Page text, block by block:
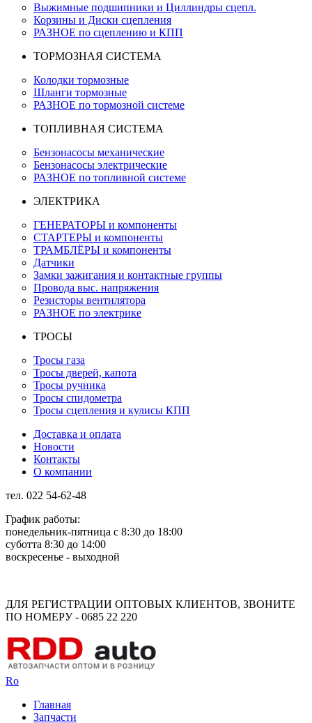
Выжимные подшипники и Циллиндры сцепл.
Корзины и Диски сцепления
РАЗНОЕ по сцеплению и КПП
ТОРМОЗНАЯ СИСТЕМА
Колодки тормозные
Шланги тормозные
РАЗНОЕ по тормозной системе
ТОПЛИВНАЯ СИСТЕМА
Бензонасосы механические
Бензонасосы электрические
РАЗНОЕ по топливной системе
ЭЛЕКТРИКА
ГЕНЕРАТОРЫ и компоненты
СТАРТЕРЫ и компоненты
ТРАМБЛЁРЫ и компоненты
Датчики
Замки зажигания и контактные группы
Провода выс. напряжения
Резисторы вентилятора
РАЗНОЕ по электрике
ТРОСЫ
Тросы газа
Тросы дверей, капота
Тросы ручника
Тросы спидометра
Тросы сцепления и кулисы КПП
Доставка и оплата
Новости
Контакты
О компании
тел. 022 54-62-48
График работы:
понедельник-пятница с 8:30 до 18:00
суботта 8:30 до 14:00
воскресенье - выходной
ДЛЯ РЕГИСТРАЦИИ ОПТОВЫХ КЛИЕНТОВ, ЗВОНИТЕ
ПО НОМЕРУ - 0685 22 220
Ro
Главная
Запчасти